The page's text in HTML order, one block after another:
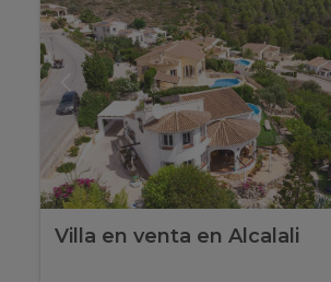
Villa en venta en Alcalali